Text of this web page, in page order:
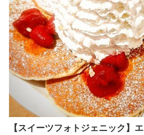
【スイーツフォトジェニック】